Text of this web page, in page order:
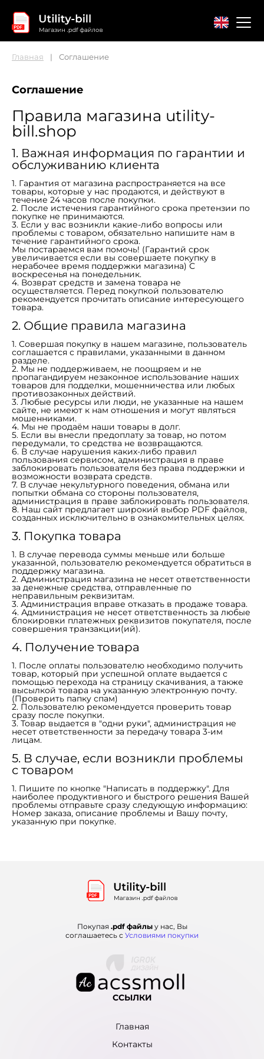
Главная Соглашение
Соглашение
Правила магазина utility-
bill.shop
1. Важная информация по гарантии и
обслуживанию клиента
1. Гарантия от магазина распространяется на все
товары, которые у нас продаются, и действуют в
течение 24 часов после покупки.
2. После истечения гарантийного срока претензии по
покупке не принимаются.
3. Если у вас возникли какие-либо вопросы или
проблемы c товаром, обязательно напишите нам в
течение гарантийного срока.
Мы постараемся вам помочь! (Гарантий срок
увеличивается если вы совершаете покупку в
нерабочее время поддержки магазина) С
воскресенья на понедельник.
4. Возврат средств и замена товара не
осуществляется. Перед покупкой пользователю
рекомендуется прочитать описание интересующего
товара.
2. Общие правила магазина
1. Совершая покупку в нашем магазине, пользователь
соглашается с правилами, указанными в данном
разделе.
2. Мы не поддерживаем, не поощряем и не
пропагандируем незаконное использование наших
товаров для подделки, мошенничества или любых
противозаконных действий.
3. Любые ресурсы или люди, не указанные на нашем
сайте, не имеют к нам отношения и могут являться
мошенниками.
4. Мы не продаём наши товары в долг.
5. Если вы внесли предоплату за товар, но потом
передумали, то средства не возвращаются.
6. В случае нарушения каких-либо правил
пользования сервисом, администрация в праве
заблокировать пользователя без права поддержки и
возможности возврата средств.
7. В случае некультурного поведения, обмана или
попытки обмана со стороны пользователя,
администрация в праве заблокировать пользователя.
8. Наш сайт предлагает широкий выбор PDF файлов,
созданных исключительно в ознакомительных целях.
3. Покупка товара
1. В случае перевода суммы меньше или больше
указанной, пользователю рекомендуется обратиться в
поддержку магазина.
2. Администрация магазина не несет ответственности
за денежные средства, отправленные по
неправильным реквизитам.
3. Администрация вправе отказать в продаже товара.
4. Администрация не несет ответственность за любые
блокировки платежных реквизитов покупателя, после
совершения транзакции(ий).
4. Получение товара
1. После оплаты пользователю необходимо получить
товар, который при успешной оплате выдается с
помощью перехода на страницу скачивания, а также
высылкой товара на указанную электронную почту.
(Проверить папку спам)
2. Пользователю рекомендуется проверить товар
сразу после покупки.
3. Товар выдается в "одни руки", администрация не
несет ответственности за передачу товара 3-им
лицам.
5. В случае, если возникли проблемы
с товаром
1. Пишите по кнопке "Написать в поддержку". Для
наиболее продуктивного и быстрого решения Вашей
проблемы отправьте сразу следующую информацию:
Номер заказа, описание проблемы и Вашу почту,
указанную при покупке.
Покупая .pdf файлыу нас, Вы
соглашаетесь с Условиями покупки
ССЫЛКИ
Главная
Контакты
$